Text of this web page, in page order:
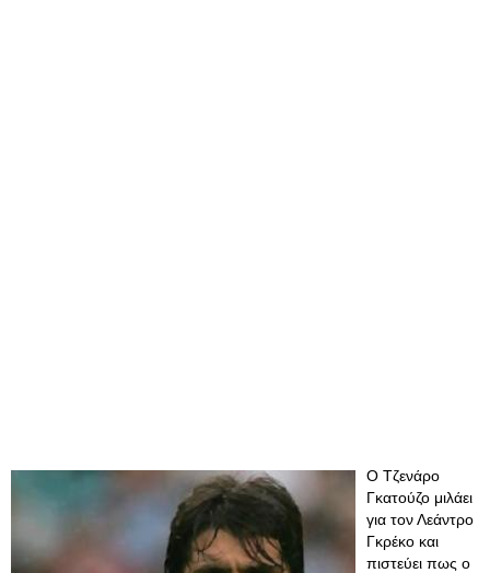
Ο Τζενάρο
Γκατούζο μιλάει
για τον Λεάντρο
Γκρέκο και
πιστεύει πως ο